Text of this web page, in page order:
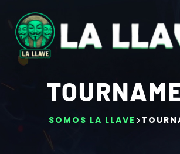
SOMOS LA LLAVE >